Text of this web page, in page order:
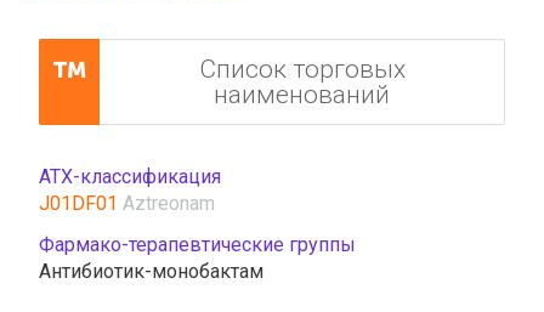
Список торговых
наименований
АТХ-классификация
J01DF01 Aztreonam
Фармако-терапевтические группы
Антибиотик-монобактам